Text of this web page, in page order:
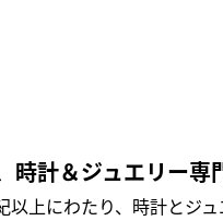
計＆ジュエリー専
上にわたり、時計とジ